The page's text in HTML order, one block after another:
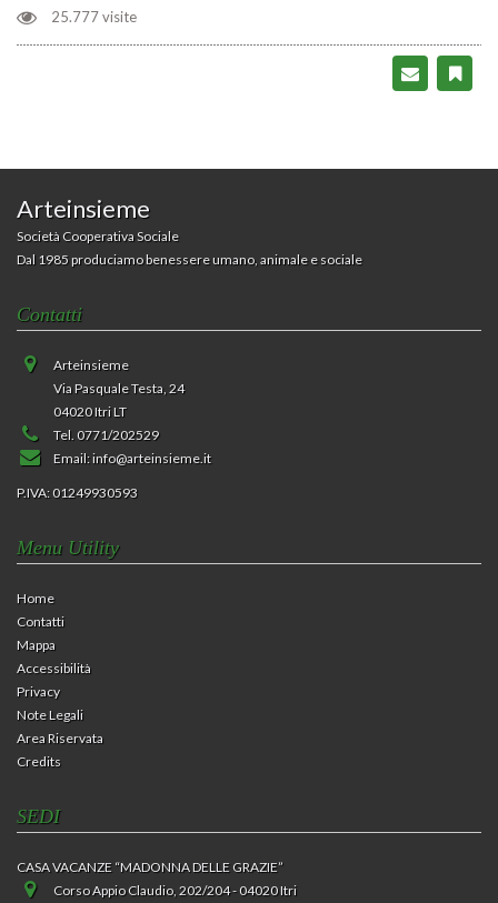
25.777 visite
Arteinsieme
Società Cooperativa Sociale
Dal 1985 produciamo benessere umano, animale e sociale
Contatti
Arteinsieme
Via Pasquale Testa, 24
04020 Itri LT
Tel. 0771/202529
Email:info@arteinsieme.it
P.IVA: 01249930593
Menu Utility
Home
Contatti
Mappa
Accessibilità
Privacy
Note Legali
Area Riservata
Credits
SEDI
CASA VACANZE “MADONNA DELLE GRAZIE”
Corso Appio Claudio, 202/204 - 04020 Itri